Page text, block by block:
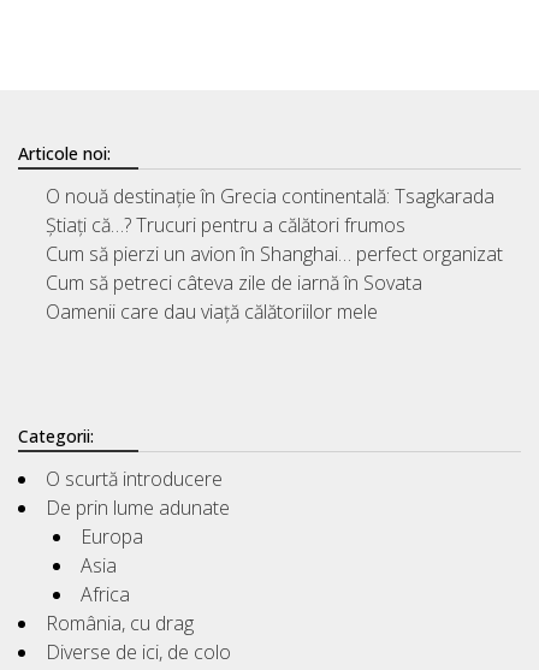
Articole noi:
O nouă destinație în Grecia continentală: Tsagkarada
Știați că…? Trucuri pentru a călători frumos
Cum să pierzi un avion în Shanghai… perfect organizat
Cum să petreci câteva zile de iarnă în Sovata
Oamenii care dau viață călătoriilor mele
Categorii:
O scurtă introducere
De prin lume adunate
Europa
Asia
Africa
România, cu drag
Diverse de ici, de colo